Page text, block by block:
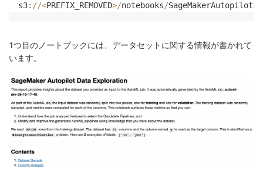
s3: //<PREFIX_REMOVED>/notebooks/
1つ目のノートブックには、データセットに関する情報が書かれて
います。